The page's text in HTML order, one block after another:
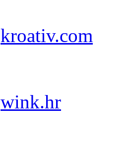
kroativ.com
wink.hr